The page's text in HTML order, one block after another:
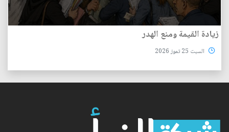
زيادة القيمة ومنع الهدر
السبت 25 تموز 2026